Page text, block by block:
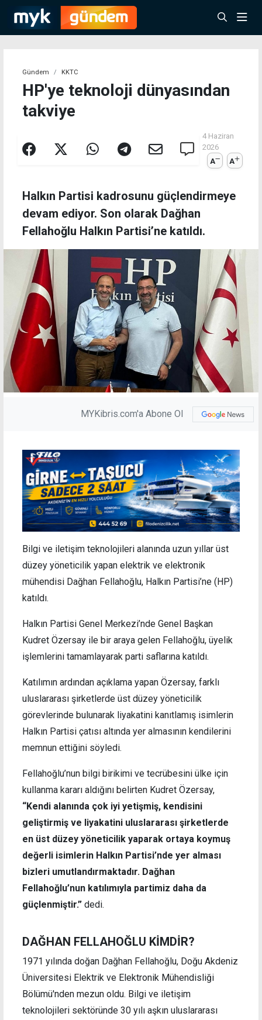
Gündem KKTC
HP'ye teknoloji dünyasından
takviye
4 Haziran
2026
A
A
Halkın Partisi kadrosunu güçlendirmeye
devam ediyor. Son olarak Dağhan
Fellahoğlu Halkın Partisi’ne katıldı.
MYKibris.com'a Abone Ol
Bilgi ve iletişim teknolojileri alanında uzun yıllar üst
düzey yöneticilik yapan elektrik ve elektronik
mühendisi Dağhan Fellahoğlu, Halkın Partisi’ne (HP)
katıldı.
Halkın Partisi Genel Merkezi’nde Genel Başkan
Kudret Özersay ile bir araya gelen Fellahoğlu, üyelik
işlemlerini tamamlayarak parti saflarına katıldı.
Katılımın ardından açıklama yapan Özersay, farklı
uluslararası şirketlerde üst düzey yöneticilik
görevlerinde bulunarak liyakatini kanıtlamış isimlerin
Halkın Partisi çatısı altında yer almasının kendilerini
memnun ettiğini söyledi.
Fellahoğlu’nun bilgi birikimi ve tecrübesini ülke için
kullanma kararı aldığını belirten Kudret Özersay,
“Kendi alanında çok iyi yetişmiş, kendisini
geliştirmiş ve liyakatini uluslararası şirketlerde
en üst düzey yöneticilik yaparak ortaya koymuş
değerli isimlerin Halkın Partisi’nde yer alması
bizleri umutlandırmaktadır. Dağhan
Fellahoğlu’nun katılımıyla partimiz daha da
güçlenmiştir.” dedi.
DAĞHAN FELLAHOĞLU KİMDİR?
1971 yılında doğan Dağhan Fellahoğlu, Doğu Akdeniz
Üniversitesi Elektrik ve Elektronik Mühendisliği
Bölümü'nden mezun oldu. Bilgi ve iletişim
teknolojileri sektöründe 30 yılı aşkın uluslararası